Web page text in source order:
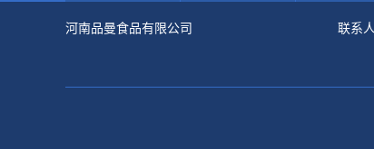
河南品曼食品有限公司 联系